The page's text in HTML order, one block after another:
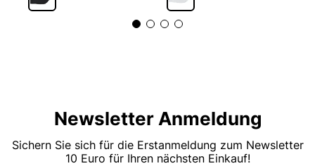
Newsletter Anmeldung
Sichern Sie sich für die Erstanmeldung zum Newsletter
10 Euro für Ihren nächsten Einkauf!